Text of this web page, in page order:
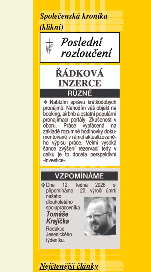
Společenská kronika
(klikni)
Nejčtenější články